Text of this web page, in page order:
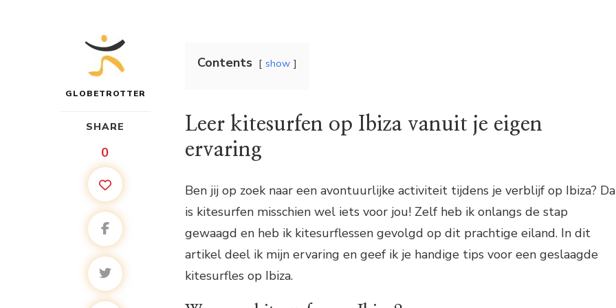
GLOBETROTTER
SHARE
0
Contents show
Leer kitesurfen op Ibiza vanuit je eigen
ervaring
Ben jij op zoek naar een avontuurlijke activiteit tijdens je verblijf op Ibiza?
is kitesurfen misschien wel iets voor jou! Zelf heb ik onlangs de stap
gewaagd en heb ik kitesurflessen gevolgd op dit prachtige eiland. In dit
artikel deel ik mijn ervaring en geef ik je handige tips voor een geslaagde
kitesurfles op Ibiza.